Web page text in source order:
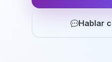
Hablar